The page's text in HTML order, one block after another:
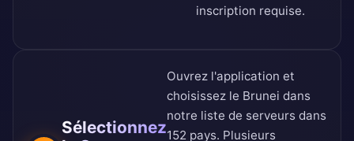
inscription requise.
Sélectionnez
Ouvrez l'application et
choisissez le Brunei dans
notre liste de serveurs dans
152 pays. Plusieurs